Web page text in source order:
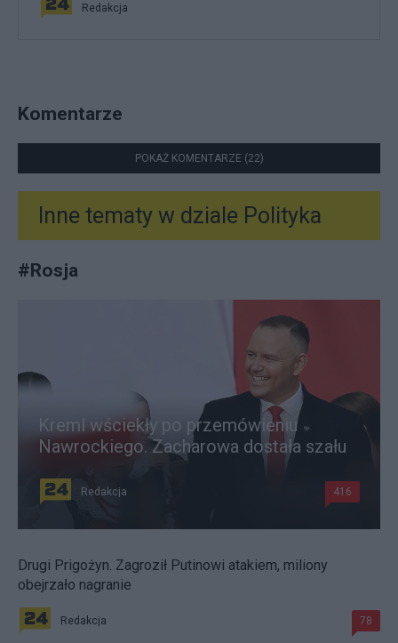
Redakcja
Komentarze
POKAŻ KOMENTARZE (22)
Inne tematy w dziale Polityka
#Rosja
Kreml wściekły po przemówieniu
Nawrockiego. Zacharowa dostała szału
Redakcja 416
Drugi Prigożyn. Zagroził Putinowi atakiem, miliony
obejrzało nagranie
Redakcja 78